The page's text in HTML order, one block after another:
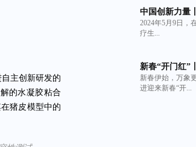
主创新研发的
的水凝胶粘合
猪皮模型中的
质材料生物补
益
中国创新力量
荣登2024
产业创新力产
2024年5月9日，
疗生...
新春“开门红”
可吸收口腔生
Matrix获美国
新春伊始，万象
进迎来新春“开...